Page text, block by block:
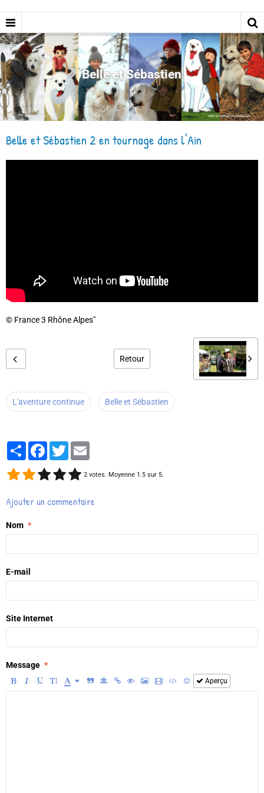
Belle et Sébastien
Belle et Sébastien 2 en tournage dans l'Ain
© France 3 Rhône Alpes"
Retour
L'aventure continue Belle et Sébastien
PartagerFacebook
Twitter
2 votes. Moyenne 1.5 sur 5.
Ajouter un commentaire
Nom
E-mail
Site Internet
Message
Aperçu